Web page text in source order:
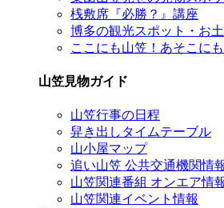
桟敷席『必勝？』講座
博多の観光スポット・お
ここにも山笠！あそこにも
山笠見物ガイド
山笠行事の日程
舁き出しタイムテーブル
山小屋マップ
追い山笠 公共交通機関情
山笠関連番組 オンエア情
山笠関連イベント情報